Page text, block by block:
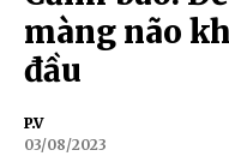
màng não
đầu
P.V
03/08/2023